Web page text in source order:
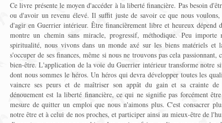
Ce livre présente le moyen d'accéder à la liberté financière. Pas besoin
ou d'avoir un revenu élevé. Il suffit juste de savoir ce que nous
d'agir en Guerrier intérieur. Être financièrement libre et heureux dépend
montre un chemin sans miracle, progressif, méthodique. Peu
spiritualité, nous vivons dans un monde axé sur les biens matériels et
s'occuper de ses finances, même si nous ne trouvons pas cela
bien-être. L'application de la voie du Guerrier intérieur transforme notre
dont nous sommes le héros. Un héros qui devra développer toutes les
vaincre ses peurs et de maîtriser son appât du gain et sa crainte
dénouement est la liberté financière, ce qui ne signifie pas forcément
mesure de quitter un emploi que nous n'aimons plus. C'est consacrer
notre être et à celui de nos proches, et participer ainsi au mieux-être de